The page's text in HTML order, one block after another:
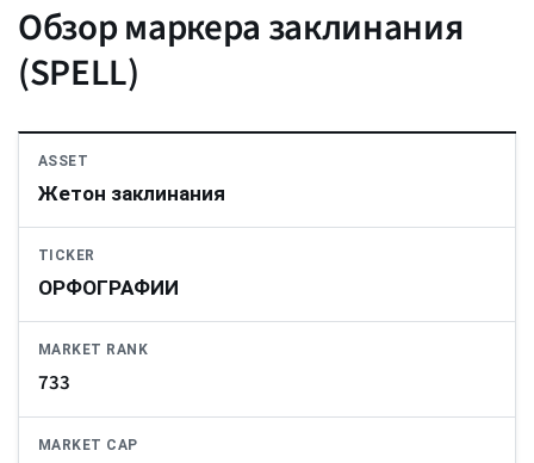
Обзор маркера заклинания
(SPELL)
ASSET
Жетон заклинания
TICKER
ОРФОГРАФИИ
MARKET RANK
733
MARKET CAP